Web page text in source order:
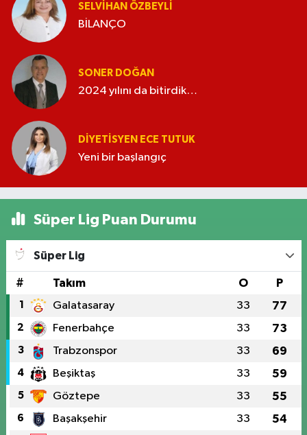
SELVIHAN ÖZBEYLI
BİLANÇO
SONER DOĞAN
2024 yılını da bitirdik…
DIYETISYEN ECE TUTUK
Yeni bir başlangıç
Süper Lig Puan Durumu
Süper Lig
# Takım O P
1 Galatasaray 33 77
2 Fenerbahçe 33 73
3 Trabzonspor 33 69
4 Beşiktaş 33 59
5 Göztepe 33 55
6 Başakşehir 33 54